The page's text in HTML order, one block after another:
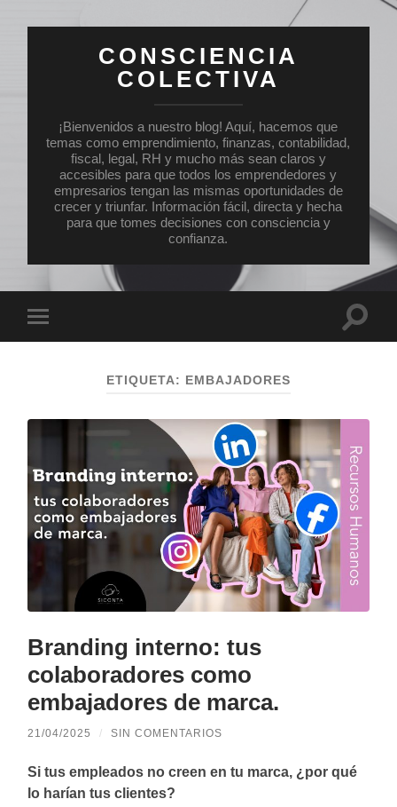
CONSCIENCIA
COLECTIVA
¡Bienvenidos a nuestro blog! Aquí, hacemos que
temas como emprendimiento, finanzas, contabilidad,
fiscal, legal, RH y mucho más sean claros y
accesibles para que todos los emprendedores y
empresarios tengan las mismas oportunidades de
crecer y triunfar. Información fácil, directa y hecha
para que tomes decisiones con consciencia y
confianza.
el
ETIQUETA: EMBAJADORES
Branding interno: tus
colaboradores como
embajadores de marca.
21/04/2025 / SIN COMENTARIOS
Si tus empleados no creen en tu marca, ¿por qué
lo harían tus clientes?